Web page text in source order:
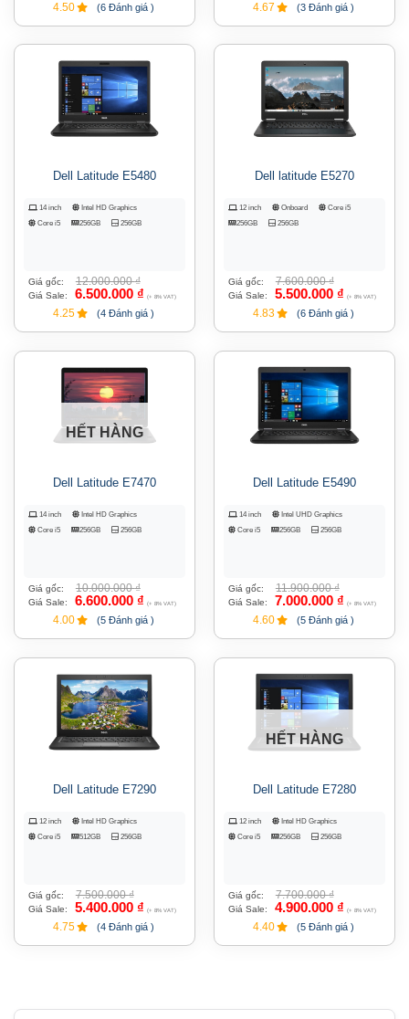
4.50 (6 Đánh giá ) 4.67 (3 Đánh giá )
Dell Latitude E5480
14 inch
Intel HD Graphics
Core i5
256GB 256GB
Giá gốc: 12.000.000₫
Giá Sale: 6.500.000 ₫ (+ 8% VAT)
4.25 (4 Đánh giá )
Dell latitude E5270
12 inch Onboard
Core i5
256GB
256GB
Giá gốc: 7.600.000₫
Giá Sale: 5.500.000 ₫ (+ 8% VAT)
4.83 (6 Đánh giá )
HẾT HÀNG
Dell Latitude E7470
14 inch
Intel HD Graphics
Core i5
256GB 256GB
Giá gốc: 10.000.000₫
Giá Sale: 6.600.000 ₫ (+ 8% VAT)
4.00 (5 Đánh giá )
Dell Latitude E5490
14 inch
Intel UHD Graphics
Core i5
256GB 256GB
Giá gốc: 11.900.000₫
Giá Sale: 7.000.000 ₫ (+ 8% VAT)
4.60 (5 Đánh giá )
Dell Latitude E7290
12 inch
Intel HD Graphics
Core i5
512GB 256GB
Giá gốc: 7.500.000₫
Giá Sale: 5.400.000 ₫ (+ 8% VAT)
4.75 (4 Đánh giá )
HẾT HÀNG
Dell Latitude E7280
12 inch
Intel HD Graphics
Core i5
256GB 256GB
Giá gốc: 7.700.000₫
Giá Sale: 4.900.000 ₫ (+ 8% VAT)
4.40 (5 Đánh giá )